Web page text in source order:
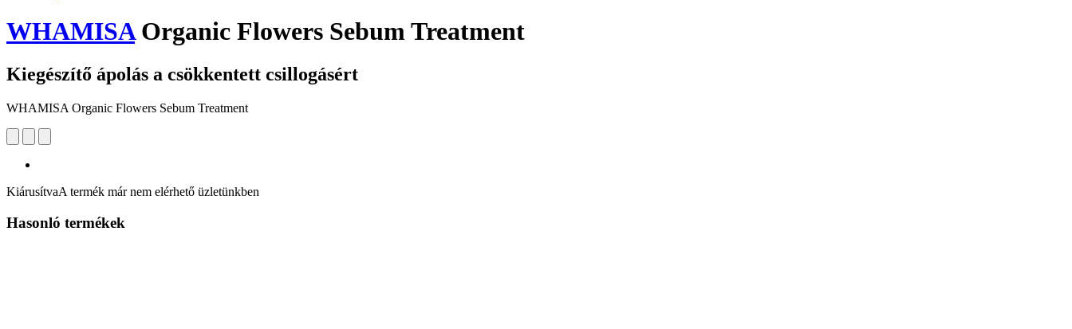
WHAMISAOrganic Flowers Sebum Treatment
Kiegészítő ápolás a csökkentett csillogásért
WHAMISA Organic Flowers Sebum Treatment
KiárusítvaA termék már nem elérhető üzletünkben
Hasonló termékek